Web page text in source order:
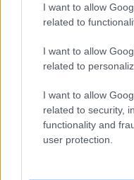
I want to allow
related to
I want to allow
related to
I want to allow
related to security,
functionality and
user protection.